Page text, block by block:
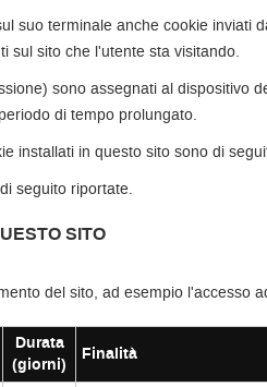
suo terminale anche cookie
sul sito che l'utente sta visitando.
sono assegnati al
di tempo prolungato.
installati in questo sito sono di
seguito riportate.
SITO
del sito, ad esempio
Durata
(giorni)
Finalità